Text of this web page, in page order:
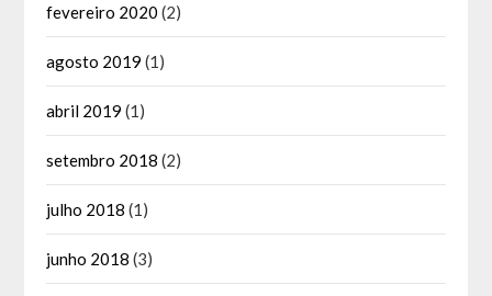
fevereiro 2020 (2)
agosto 2019 (1)
abril 2019 (1)
setembro 2018 (2)
julho 2018 (1)
junho 2018 (3)